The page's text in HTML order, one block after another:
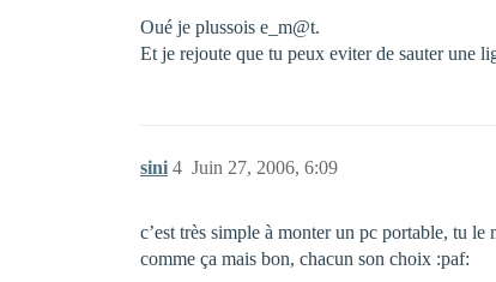
Oué je plussois e_m@t.
Et je rejoute que tu peux eviter de sauter une
sini Juin 27, 2006, 6:09
4
c’est très simple à monter un pc portable, tu
comme ça mais bon, chacun son choix :paf: